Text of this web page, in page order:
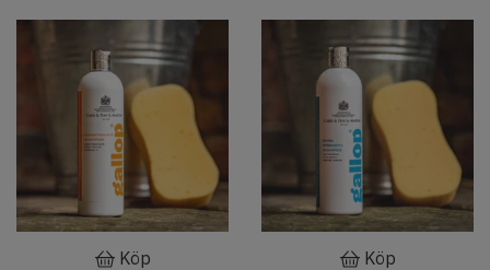
Köp Köp